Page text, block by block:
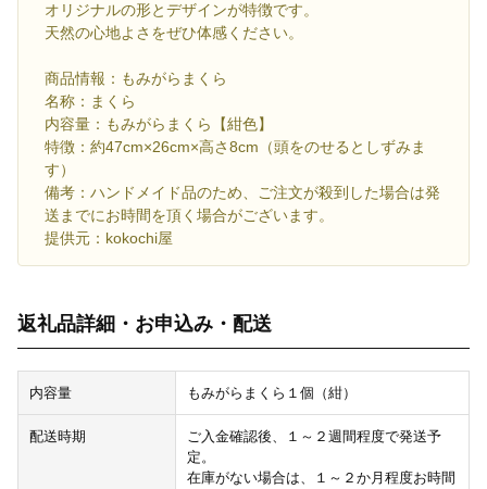
オリジナルの形とデザインが特徴です。
天然の心地よさをぜひ体感ください。
商品情報：もみがらまくら
名称：まくら
内容量：もみがらまくら【紺色】
特徴：約47cm×26cm×高さ8cm（頭をのせるとしずみま
す）
備考：ハンドメイド品のため、ご注文が殺到した場合は発
送までにお時間を頂く場合がございます。
提供元：kokochi屋
返礼品詳細・お申込み・配送
内容量 もみがらまくら１個（紺）
配送時期
ご入金確認後、１～２週間程度で発送予
定。
在庫がない場合は、１～２か月程度お時間